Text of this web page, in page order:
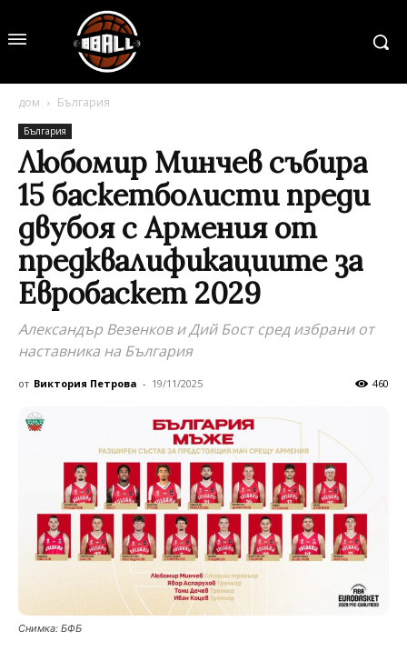
дом България
България
Любомир Минчев събира
15 баскетболисти преди
двубоя с Армения от
предквалификациите за
Евробаскет 2029
Александър Везенков и Дий Бост сред избрани от
наставника на България
от Виктория Петрова - 19/11/2025 460
Снимка: БФБ